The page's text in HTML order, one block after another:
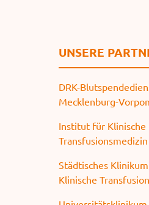
UNSERE
DRK-
Mecklenburg-
Institut für Klinische
Städtisches
Klinische